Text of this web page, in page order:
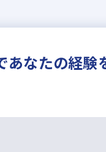
なたの経